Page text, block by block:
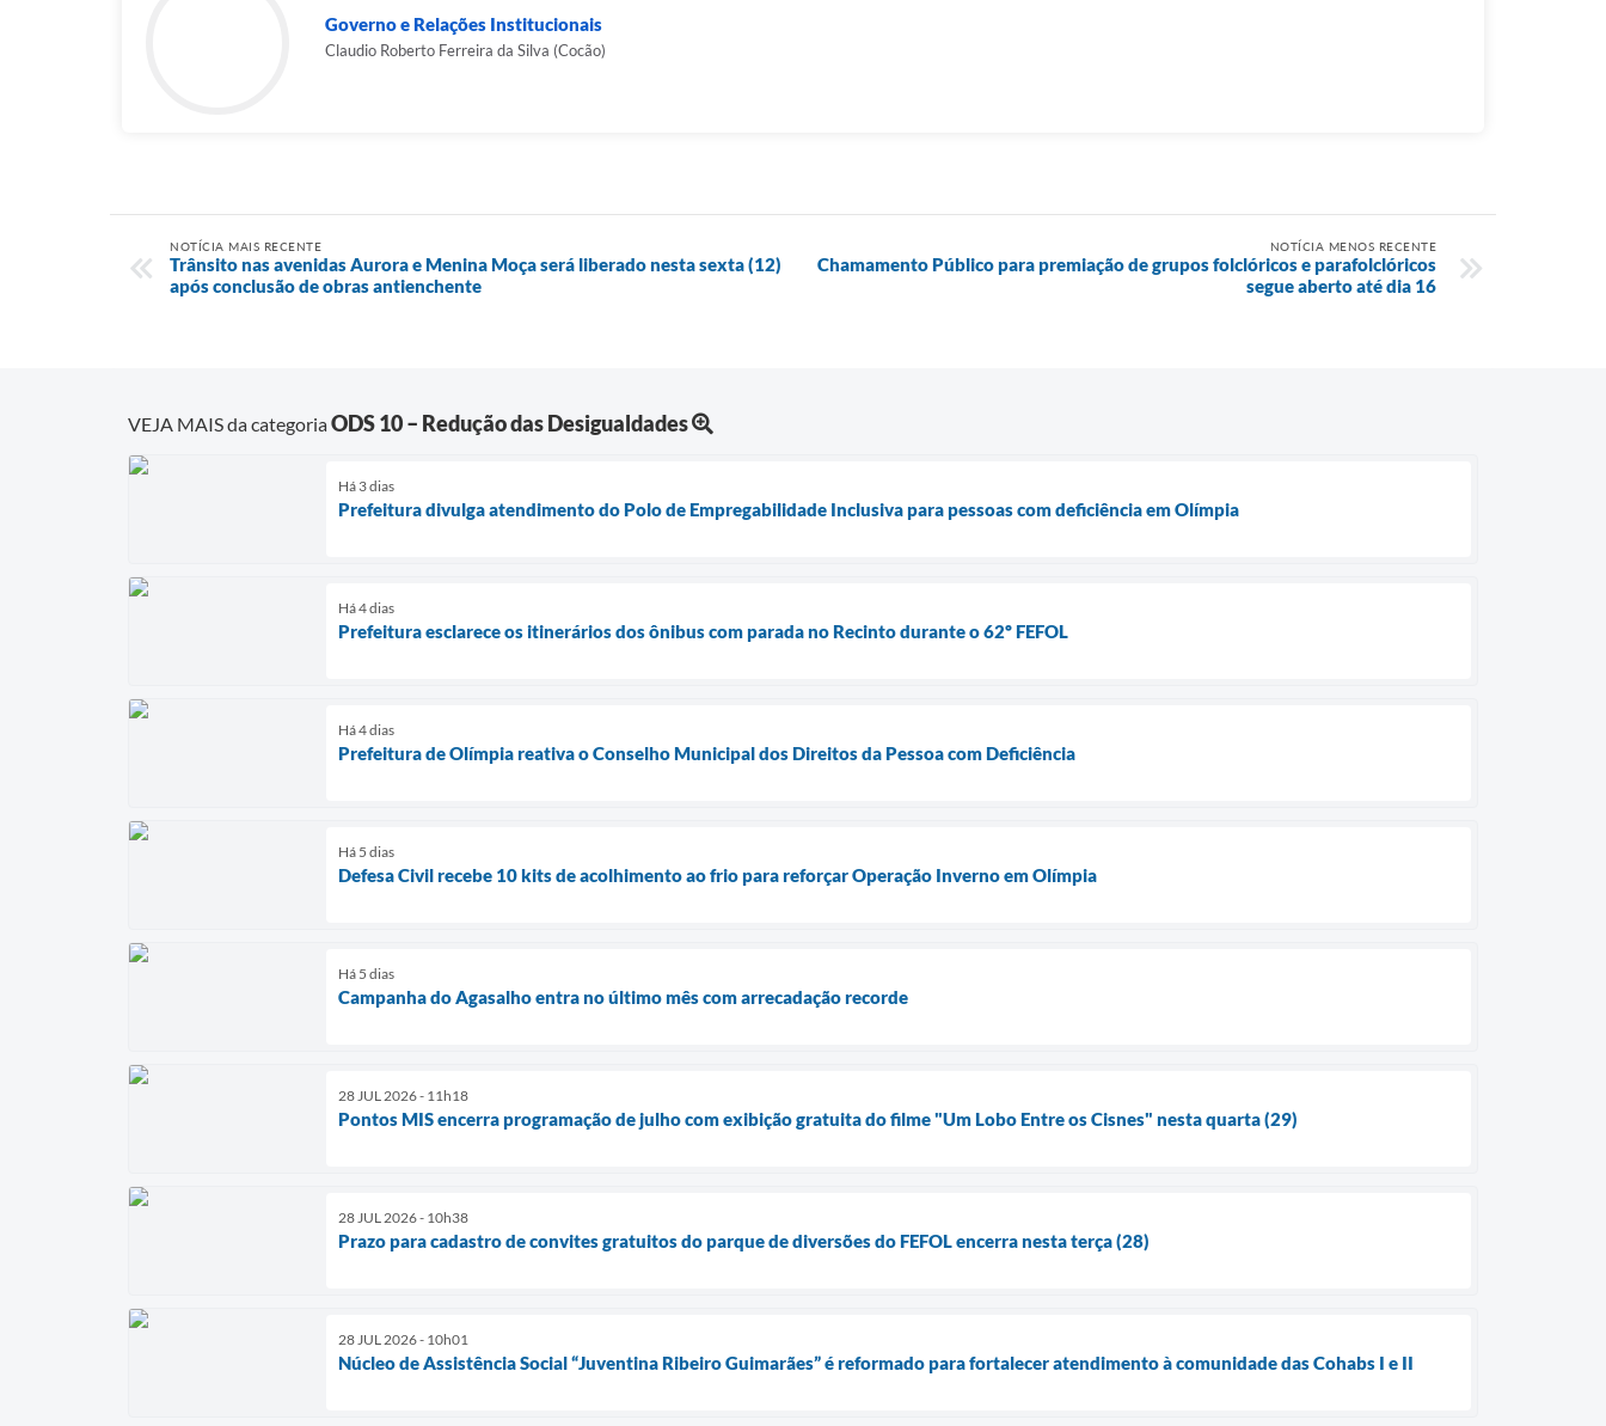
Governo e Relações Institucionais
Claudio Roberto Ferreira da Silva (Cocão)
NOTÍCIA MAIS RECENTE
Trânsito nas avenidas Aurora e Menina Moça será liberado nesta sexta (12)
após conclusão de obras antienchente
NOTÍCIA MENOS RECENTE
Chamamento Público para premiação de grupos folclóricos e parafolclóricos
segue aberto até dia 16
VEJA MAIS da categoriaODS 10 – Redução das Desigualdades
Há 3 dias
Prefeitura divulga atendimento do Polo de Empregabilidade Inclusiva para pessoas com deficiência em Olímpia
Há 4 dias
Prefeitura esclarece os itinerários dos ônibus com parada no Recinto durante o 62º FEFOL
Há 4 dias
Prefeitura de Olímpia reativa o Conselho Municipal dos Direitos da Pessoa com Deficiência
Há 5 dias
Defesa Civil recebe 10 kits de acolhimento ao frio para reforçar Operação Inverno em Olímpia
Há 5 dias
Campanha do Agasalho entra no último mês com arrecadação recorde
28 JUL 2026 - 11h18
Pontos MIS encerra programação de julho com exibição gratuita do filme "Um Lobo Entre os Cisnes" nesta quarta (29)
28 JUL 2026 - 10h38
Prazo para cadastro de convites gratuitos do parque de diversões do FEFOL encerra nesta terça (28)
28 JUL 2026 - 10h01
Núcleo de Assistência Social “Juventina Ribeiro Guimarães” é reformado para fortalecer atendimento à comunidade das Cohabs I e II